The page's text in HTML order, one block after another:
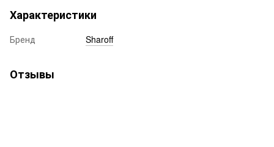
Характеристики
Бренд Sharoff
Отзывы